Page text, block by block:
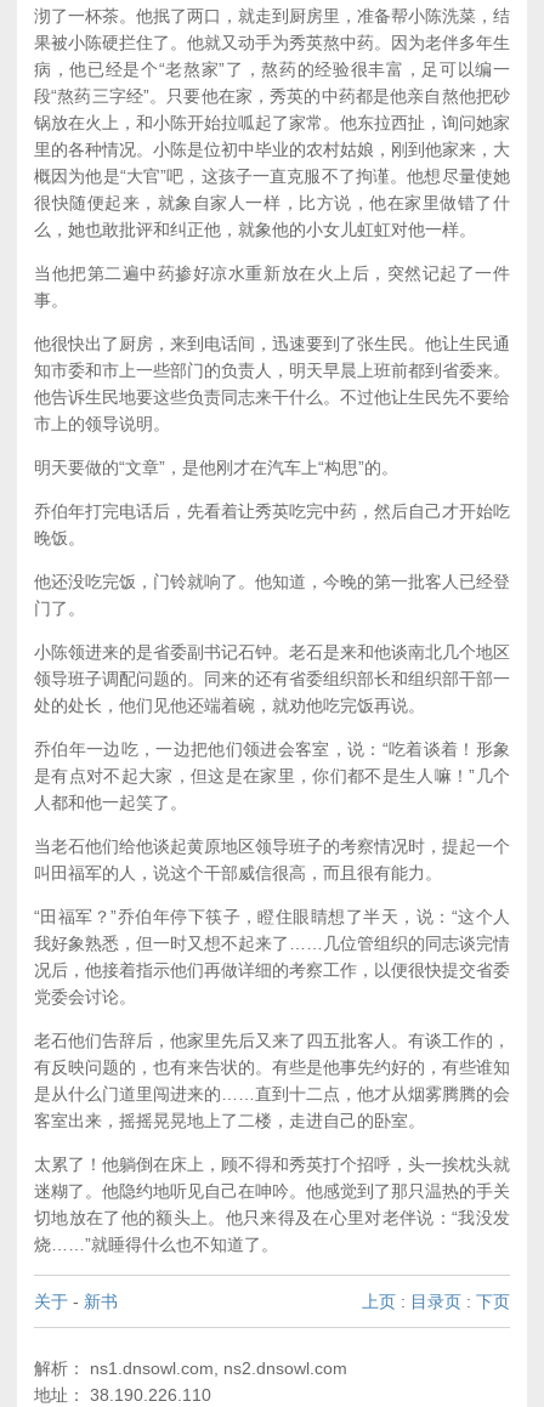
沏了一杯茶。他抿了两口，就走到厨房里，准备帮小陈洗菜，结
果被小陈硬拦住了。他就又动手为秀英熬中药。因为老伴多年生
病，他已经是个“老熬家”了，熬药的经验很丰富，足可以编一
段“熬药三字经”。只要他在家，秀英的中药都是他亲自熬他把砂
锅放在火上，和小陈开始拉呱起了家常。他东拉西扯，询问她家
里的各种情况。小陈是位初中毕业的农村姑娘，刚到他家来，大
概因为他是“大官”吧，这孩子一直克服不了拘谨。他想尽量使她
很快随便起来，就象自家人一样，比方说，他在家里做错了什
么，她也敢批评和纠正他，就象他的小女儿虹虹对他一样。
当他把第二遍中药掺好凉水重新放在火上后，突然记起了一件
事。
他很快出了厨房，来到电话间，迅速要到了张生民。他让生民通
知市委和市上一些部门的负责人，明天早晨上班前都到省委来。
他告诉生民地要这些负责同志来干什么。不过他让生民先不要给
市上的领导说明。
明天要做的“文章”，是他刚才在汽车上“构思”的。
乔伯年打完电话后，先看着让秀英吃完中药，然后自己才开始吃
晚饭。
他还没吃完饭，门铃就响了。他知道，今晚的第一批客人已经登
门了。
小陈领进来的是省委副书记石钟。老石是来和他谈南北几个地区
领导班子调配问题的。同来的还有省委组织部长和组织部干部一
处的处长，他们见他还端着碗，就劝他吃完饭再说。
乔伯年一边吃，一边把他们领进会客室，说：“吃着谈着！形象
是有点对不起大家，但这是在家里，你们都不是生人嘛！”几个
人都和他一起笑了。
当老石他们给他谈起黄原地区领导班子的考察情况时，提起一个
叫田福军的人，说这个干部威信很高，而且很有能力。
“田福军？”乔伯年停下筷子，瞪住眼睛想了半天，说：“这个人
我好象熟悉，但一时又想不起来了……几位管组织的同志谈完情
况后，他接着指示他们再做详细的考察工作，以便很快提交省委
党委会讨论。
老石他们告辞后，他家里先后又来了四五批客人。有谈工作的，
有反映问题的，也有来告状的。有些是他事先约好的，有些谁知
是从什么门道里闯进来的……直到十二点，他才从烟雾腾腾的会
客室出来，摇摇晃晃地上了二楼，走进自己的卧室。
太累了！他躺倒在床上，顾不得和秀英打个招呼，头一挨枕头就
迷糊了。他隐约地听见自己在呻吟。他感觉到了那只温热的手关
切地放在了他的额头上。他只来得及在心里对老伴说：“我没发
烧……”就睡得什么也不知道了。
关于 - 新书 上页 : 目录页 : 下页
解析： ns1.dnsowl.com, ns2.dnsowl.com
地址： 38.190.226.110